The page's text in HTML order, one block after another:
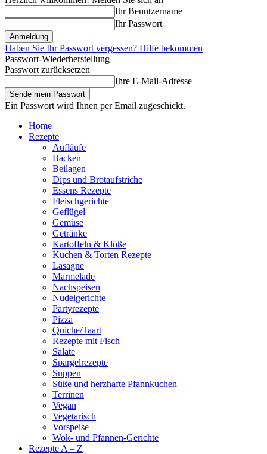
Ihr Benutzername
Ihr Passwort
Haben Sie Ihr Passwort vergessen? Hilfe bekommen
Passwort-Wiederherstellung
Passwort zurücksetzen
Ihre E-Mail-Adresse
Ein Passwort wird Ihnen per Email zugeschickt.
Home
Rezepte
Aufläufe
Backen
Beilagen
Dips und Brotaufstriche
Essens Rezepte
Fleischgerichte
Geflügel
Gemüse
Getränke
Kartoffeln & Klöße
Kuchen & Torten Rezepte
Lasagne
Marmelade
Nachspeisen
Nudelgerichte
Partyrezepte
Pizza
Quiche/Taart
Rezepte mit Fisch
Salate
Spargelrezepte
Suppen
Süße und herzhafte Pfannkuchen
Terrinen
Vegan
Vegetarisch
Vorspeise
Wok- und Pfannen-Gerichte
Rezepte A – Z